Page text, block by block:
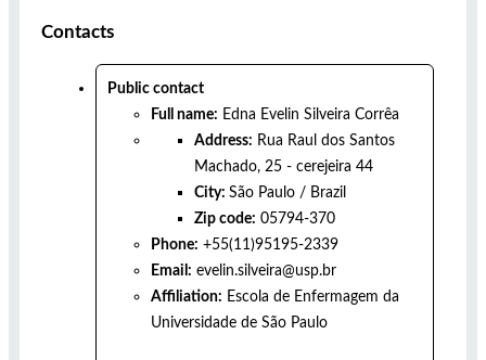
Contacts
Public contact
Full name: Edna Evelin Silveira Corrêa
Address: Rua Raul dos Santos
Machado, 25 - cerejeira 44
City: São Paulo / Brazil
Zip code: 05794-370
Phone: +55(11)95195-2339
Email: evelin.silveira@usp.br
Affiliation: Escola de Enfermagem da
Universidade de São Paulo